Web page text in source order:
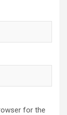
for the